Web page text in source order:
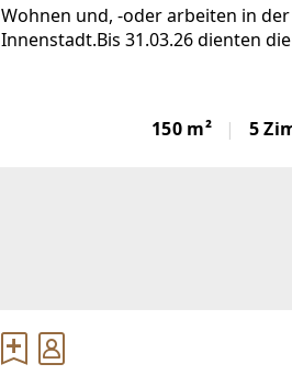
Wohnen und, -oder arbeiten in
Innenstadt.Bis 31.03.26 dienten
150 m² 5